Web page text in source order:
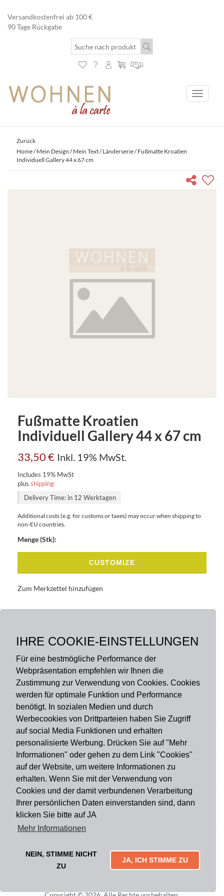
IHRE COOKIE-EINSTELLUNGEN
Für eine bestmögliche Performance der
Webpräsentation empfehlen wir Ihnen die
Zustimmung zur Verwendung von Cookies. Cookies
werden für optimale Funktion und Performance
benötigt. In sozialen Medien und durch
Werbecookies von Drittparteien haben Sie Zugriff
auf social Media Funktionen und erhalten
personalisierte Werbung. Drücken Sie auf "Mehr
Informationen" oder gehen zu dem Link "Cookies"
auf der Website, um weitere Informationen zu
erhalten. Wenn Sie mit der Verwendung von
Cookies und der damit verbundenen Verarbeitung
Ihrer persönlichen Daten einverstanden sind, dann
klicken Sie bitte auf JA
Mehr Informationen
NEIN, STIMME NICHT
ZU
JA, ICH STIMME ZU
Versandkostenfrei ab 100 €
90 Tage Rückgabe
Toggle
Zurück
Home/Mein Design / Mein Text/Länderserie/ Fußmatte Kroatien
Individuell Gallery 44 x 67 cm
Fußmatte Kroatien
Individuell Gallery 44 x 67 cm
33,50€ Inkl. 19% MwSt.
Includes 19% MwSt
plus shipping
Delivery Time: in 12 Werktagen
Additional costs (e.g. for customs or taxes) may occur when shipping to
non-EU countries.
Menge (Stk):
CUSTOMIZE
Zum Merkzettel hinzufügen
BESCHREIBUNG
Zahlungsart
Versandart
Du findest uns auch auf
Informationen
Impressum Widerruf
Mytailor croodles